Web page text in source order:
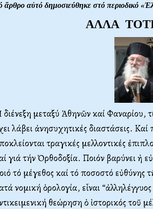
ἄρθρο αὐτό δημοσιεύθηκε στό περιοδικό
ΑΛΛΑ
μεταξύ Ἀθηνῶν καί Φαναρίου,
λάβει ἀνησυχητικές διαστάσεις.
τραγικές μελλοντικές
γιά τήν Ὀρθοδοξία. Ποιόν βαρύνει ἡ
τό μέγεθος καί τό ποσοστό εὐθύνης
νομική ὁρολογία, εἶναι
θεώρηση ὁ ἱστορικός τοῦ